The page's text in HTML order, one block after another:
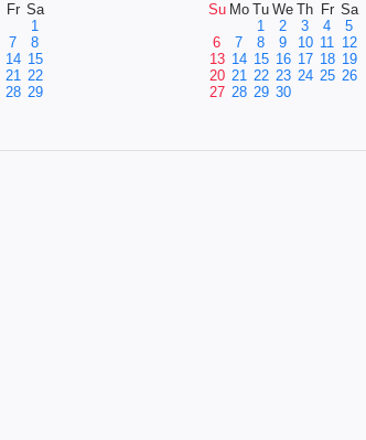
Fr Sa
1
7
8
14 15
21 22
28 29
Su Mo Tu We Th Fr Sa
1
2 3 4
5
6
7 8 9 10 11 12
13 14 15 16 17 18 19
20 21 22 23 24 25 26
27 28 29 30